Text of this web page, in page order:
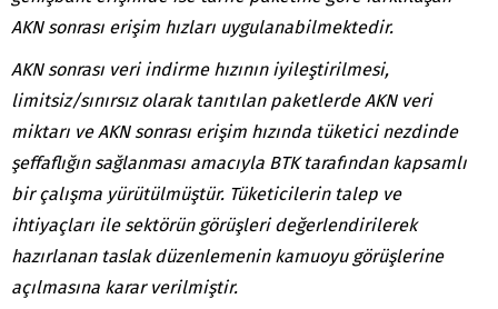
AKN sonrası erişim hızları uygulanabilmektedir.
AKN sonrası veri indirme hızının iyileştirilmesi,
limitsiz/sınırsız olarak tanıtılan paketlerde AKN veri
miktarı ve AKN sonrası erişim hızında tüketici nezdinde
şeffaflığın sağlanması amacıyla BTK tarafından kapsamlı
bir çalışma yürütülmüştür. Tüketicilerin talep ve
ihtiyaçları ile sektörün görüşleri değerlendirilerek
hazırlanan taslak düzenlemenin kamuoyu görüşlerine
açılmasına karar verilmiştir.